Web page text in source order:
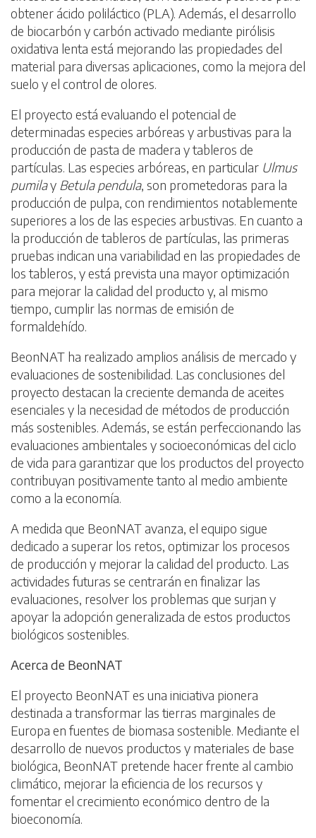
obtener ácido poliláctico (PLA). Además, el desarrollo
de biocarbón y carbón activado mediante pirólisis
oxidativa lenta está mejorando las propiedades del
material para diversas aplicaciones, como la mejora del
suelo y el control de olores.
El proyecto está evaluando el potencial de
determinadas especies arbóreas y arbustivas para la
producción de pasta de madera y tableros de
partículas. Las especies arbóreas, en particular Ulmus
pumilay Betula pendula, son prometedoras para la
producción de pulpa, con rendimientos notablemente
superiores a los de las especies arbustivas. En cuanto a
la producción de tableros de partículas, las primeras
pruebas indican una variabilidad en las propiedades de
los tableros, y está prevista una mayor optimización
para mejorar la calidad del producto y, al mismo
tiempo, cumplir las normas de emisión de
formaldehído.
BeonNAT ha realizado amplios análisis de mercado y
evaluaciones de sostenibilidad. Las conclusiones del
proyecto destacan la creciente demanda de aceites
esenciales y la necesidad de métodos de producción
más sostenibles. Además, se están perfeccionando las
evaluaciones ambientales y socioeconómicas del ciclo
de vida para garantizar que los productos del proyecto
contribuyan positivamente tanto al medio ambiente
como a la economía.
A medida que BeonNAT avanza, el equipo sigue
dedicado a superar los retos, optimizar los procesos
de producción y mejorar la calidad del producto. Las
actividades futuras se centrarán en finalizar las
evaluaciones, resolver los problemas que surjan y
apoyar la adopción generalizada de estos productos
biológicos sostenibles.
Acerca de BeonNAT
El proyecto BeonNAT es una iniciativa pionera
destinada a transformar las tierras marginales de
Europa en fuentes de biomasa sostenible. Mediante el
desarrollo de nuevos productos y materiales de base
biológica, BeonNAT pretende hacer frente al cambio
climático, mejorar la eficiencia de los recursos y
fomentar el crecimiento económico dentro de la
bioeconomía.